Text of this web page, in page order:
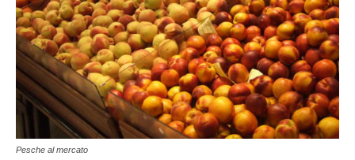
Pesche al mercato